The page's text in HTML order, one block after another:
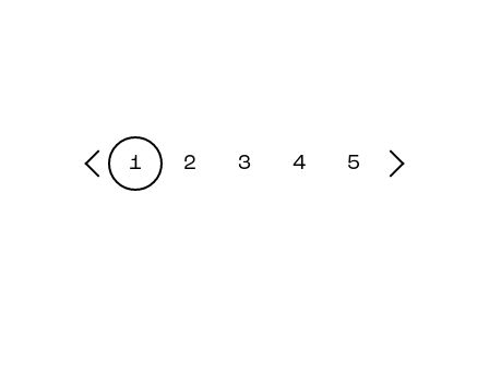
1 2 3 4 5